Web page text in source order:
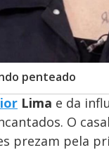
penteado
Lima e da
O
prezam pela